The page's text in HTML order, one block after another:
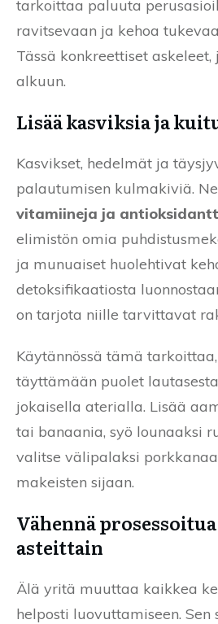
tarkoittaa paluuta
ravitsevaan ja kehoa
Tässä konkreettiset
alkuun.
Lisää kasviksia ja
Kasvikset, hedelmät ja
palautumisen kulmakiviä.
vitamiineja ja
elimistön omia
ja munuaiset huolehtivat
detoksifikaatiosta
on tarjota niille tarvittavat
Käytännössä tämä
täyttämään puolet
jokaisella aterialla. Lisää
tai banaania, syö lounaaksi
valitse välipalaksi
makeisten sijaan.
Vähennä
asteittain
Älä yritä muuttaa kaikkea
helposti luovuttamiseen.